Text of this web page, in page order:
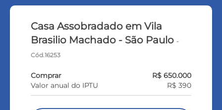
Casa Assobradado em Vila
Brasilio Machado - São Paulo-
Cód.16253
Comprar
R$ 650.000
Valor anual do IPTU
R$ 390